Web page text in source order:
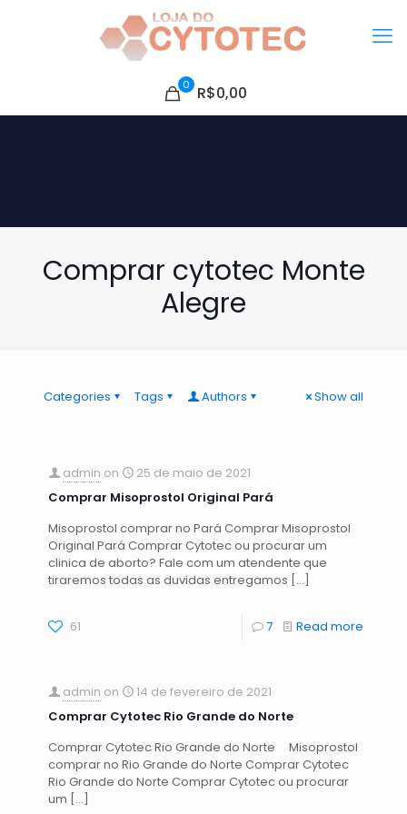
0 R$0,00
Comprar cytotec Monte
Alegre
Categories Tags Authors Show all
admin on
25 de maio de 2021
Comprar Misoprostol Original Pará
Misoprostol comprar no Pará Comprar Misoprostol
Original Pará Comprar Cytotec ou procurar um
clinica de aborto? Fale com um atendente que
tiraremos todas as duvidas entregamos […]
61 7 Read more
admin on
14 de fevereiro de 2021
Comprar Cytotec Rio Grande do Norte
Comprar Cytotec Rio Grande do Norte Misoprostol
comprar no Rio Grande do Norte Comprar Cytotec
Rio Grande do Norte Comprar Cytotec ou procurar
um […]